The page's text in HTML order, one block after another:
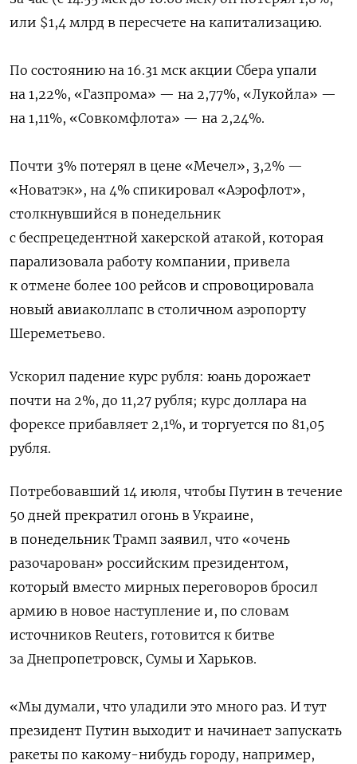
или $1,4 млрд в пересчете на капитализацию.
По состоянию на 16.31 мск акции Сбера упали
на 1,22%, «Газпрома» — на 2,77%, «Лукойла» —
на 1,11%, «Совкомфлота» — на 2,24%.
Почти 3% потерял в цене «Мечел», 3,2% —
«Новатэк», на 4% спикировал «Аэрофлот»,
столкнувшийся в понедельник
с беспрецедентной хакерской атакой, которая
парализовала работу компании, привела
к отмене более 100 рейсов и спровоцировала
новый авиаколлапс в столичном аэропорту
Шереметьево.
Ускорил падение курс рубля: юань дорожает
почти на 2%, до 11,27 рубля; курс доллара на
форексе прибавляет 2,1%, и торгуется по 81,05
рубля.
Потребовавший 14 июля, чтобы Путин в течение
50 дней прекратил огонь в Украине,
в понедельник Трамп заявил, что «очень
разочарован» российским президентом,
который вместо мирных переговоров бросил
армию в новое наступление и, по словам
источников Reuters, готовится к битве
за Днепропетровск, Сумы и Харьков.
«Мы думали, что уладили это много раз. И тут
президент Путин выходит и начинает запускать
ракеты по какому-нибудь городу, например,